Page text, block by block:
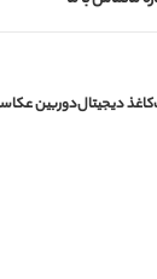
کاغذ دیجیتالدوربین